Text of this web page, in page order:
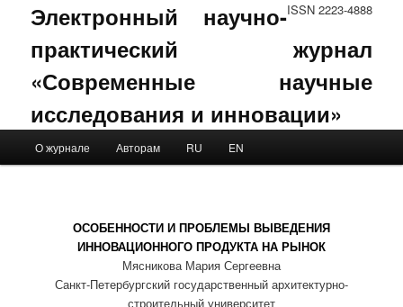
ISSN 2223-4888
Электронный научно-
практический журнал
«Современные научные
исследования и инновации»
Skip to primary content
Skip to secondary content
О журнале Авторам RU EN
ОСОБЕННОСТИ И ПРОБЛЕМЫ ВЫВЕДЕНИЯ
ИННОВАЦИОННОГО ПРОДУКТА НА РЫНОК
Мясникова Мария Сергеевна
Санкт-Петербургский государственный архитектурно-
строительный университет